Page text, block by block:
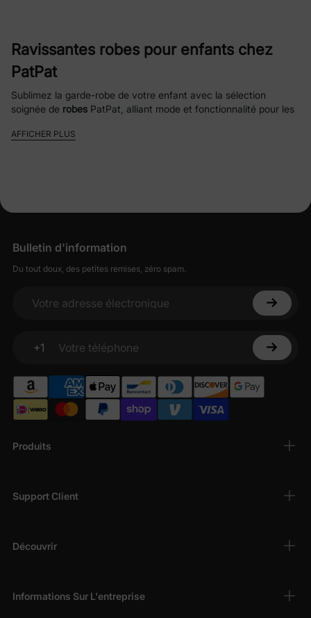
Ravissantes robes pour enfants chez
PatPat
Sublimez la garde-robe de votre enfant avec la sélection
soignée de robes PatPat, alliant mode et fonctionnalité pour les
sont conçues pour offrir qualité, prix abordable et style durable.
pour enfants PatPat
Choisissez parmi des «
volants» qui respirent la fantaisie, des «
» pour un plaisir léger et aéré,
des «robes à manches longues et pull
»
Tissus confortables et adaptés aux enfants —
Cotonrespirant qui garde les filles à l'aise
pendant les récréations et les fêtes.
Mode abordable et tendance— Des looks
élégants à des prix abordables, superbement
Robes disponibles du nouveau-né à 12 ans,
Robes décontractées de tous les jours
AFFICHER PLUS
Produits
Support Client
Découvrir
Informations Sur L'entreprise
Bulletin d'information
Du tout doux, des petites remises, zéro spam.
Votre adresse électronique
+1
Votre téléphone